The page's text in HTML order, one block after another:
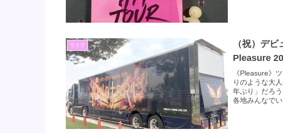
お知らせ。あ
ライフ
（祝）デ
Pleasure
《Pleasure》
りのような大
年ぶり」だろ
各地みんなで